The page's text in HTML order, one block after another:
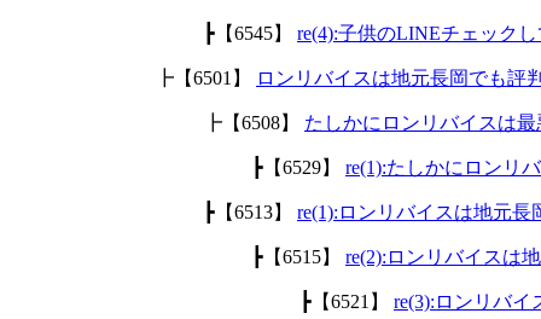
┣【6545】 re(4):子供のLINEチェック
┣【6501】 ロンリバイスは地元長岡でも評
┣【6508】 たしかにロンリバイスは
┣【6529】 re(1):たしかにロンリ
┣【6513】 re(1):ロンリバイスは地元
┣【6515】 re(2):ロンリバイスは
┣【6521】 re(3):ロンリバ